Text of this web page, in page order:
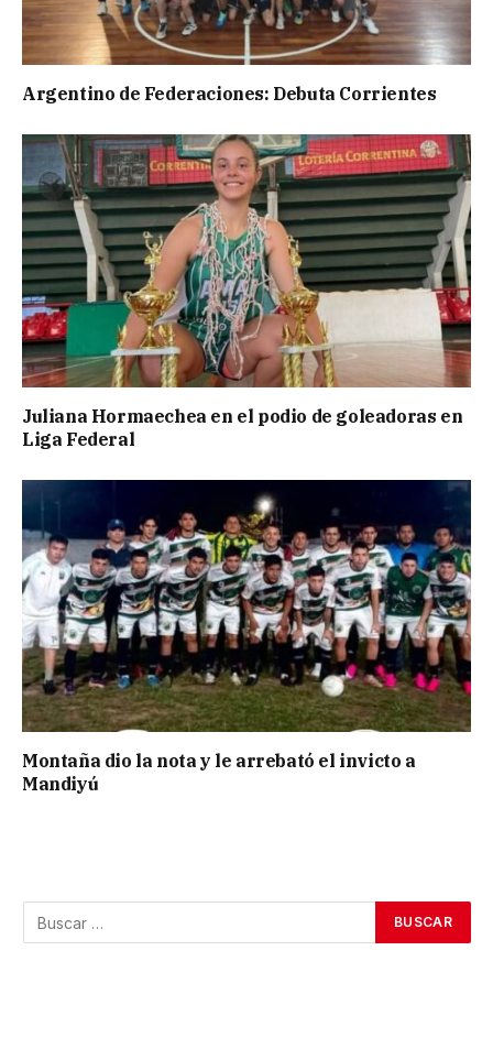
Argentino de Federaciones: Debuta Corrientes
Juliana Hormaechea en el podio de goleadoras en
Liga Federal
Montaña dio la nota y le arrebató el invicto a
Mandiyú